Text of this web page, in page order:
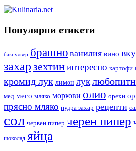
Популярни етикети
бакпулвер брашно ванилия вино
захар зехтининтересно картофи
кромид лук лимон лук
мед месо мляко моркови олио орехи
прясно мляко пудра захар рецепти
сол червен пипер черен пипер
шоколад яйца